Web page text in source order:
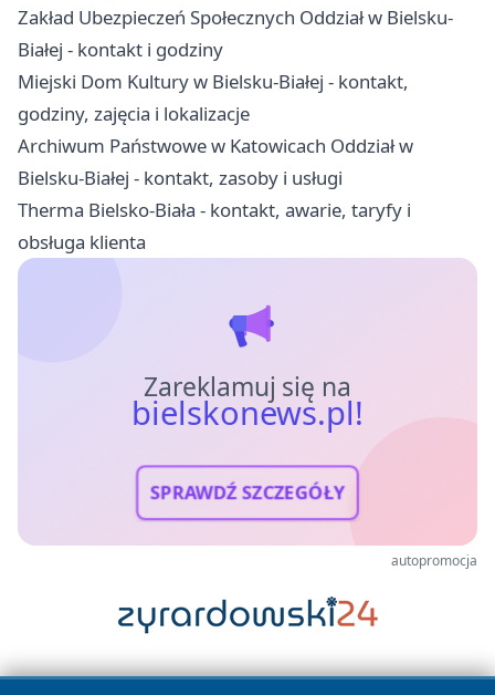
Zakład Ubezpieczeń Społecznych Oddział w Bielsku-
Białej - kontakt i godziny
Miejski Dom Kultury w Bielsku-Białej - kontakt,
godziny, zajęcia i lokalizacje
Archiwum Państwowe w Katowicach Oddział w
Bielsku-Białej - kontakt, zasoby i usługi
Therma Bielsko-Biała - kontakt, awarie, taryfy i
obsługa klienta
Zareklamuj się na
bielskonews.pl!
SPRAWDŹ SZCZEGÓŁY
autopromocja